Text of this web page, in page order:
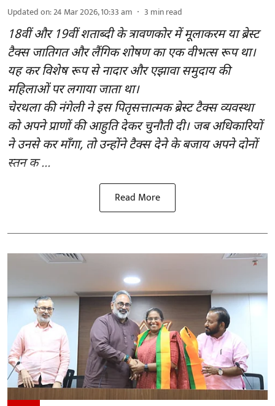
Updated on:24 Mar 2026, 10:33 am 3 min read
18वीं और 19वीं शताब्दी के त्रावणकोर में मूलाकरम या ब्रेस्ट
टैक्स जातिगत और लैंगिक शोषण का एक वीभत्स रूप था।
यह कर विशेष रूप से नादार और एझावा समुदाय की
महिलाओं पर लगाया जाता था।
चेरथला की नंगेली ने इस पितृसत्तात्मक ब्रेस्ट टैक्स व्यवस्था
को अपने प्राणों की आहुति देकर चुनौती दी। जब अधिकारियों
ने उनसे कर माँगा, तो उन्होंने टैक्स देने के बजाय अपने दोनों
स्तन क ...
Read More